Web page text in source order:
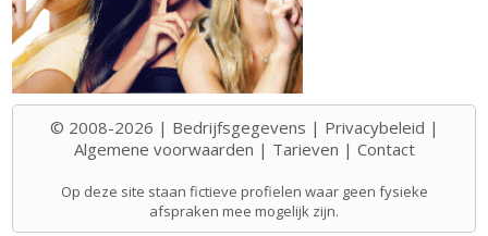
© 2008-2026 | Bedrijfsgegevens | Privacybeleid |
Algemene voorwaarden | Tarieven | Contact
Op deze site staan fictieve profielen waar geen fysieke
afspraken mee mogelijk zijn.